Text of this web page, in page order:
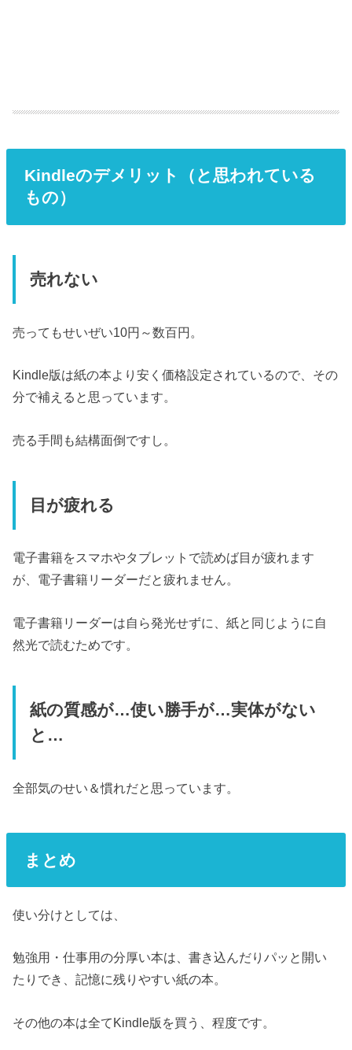
Kindleのデメリット（と思われている
もの）
売れない
売ってもせいぜい10円～数百円。
Kindle版は紙の本より安く価格設定されているので、その
分で補えると思っています。
売る手間も結構面倒ですし。
目が疲れる
電子書籍をスマホやタブレットで読めば目が疲れます
が、電子書籍リーダーだと疲れません。
電子書籍リーダーは自ら発光せずに、紙と同じように自
然光で読むためです。
紙の質感が…使い勝手が…実体がない
と…
全部気のせい＆慣れだと思っています。
まとめ
使い分けとしては、
勉強用・仕事用の分厚い本は、書き込んだりパッと開い
たりでき、記憶に残りやすい紙の本。
その他の本は全てKindle版を買う、程度です。